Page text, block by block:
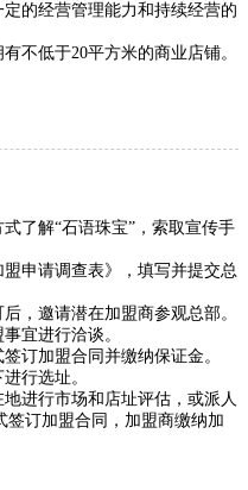
的经营管理能力和持续经营的
低于20平方米的商业店铺。
了解“石语珠宝”，索取宣传手
请调查表》，填写并提交总
邀请潜在加盟商参观总部。
宜进行洽谈。
加盟合同并缴纳保证金。
行选址。
行市场和店址评估，或派人
订加盟合同，加盟商缴纳加